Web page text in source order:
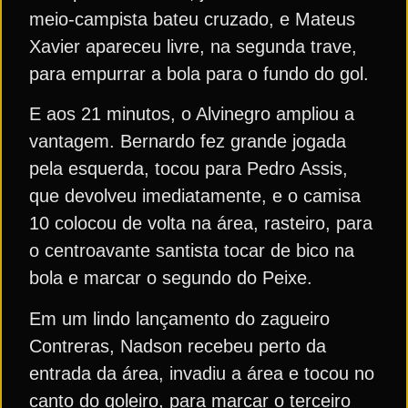
meio-campista bateu cruzado, e Mateus
Xavier apareceu livre, na segunda trave,
para empurrar a bola para o fundo do gol.
E aos 21 minutos, o Alvinegro ampliou a
vantagem. Bernardo fez grande jogada
pela esquerda, tocou para Pedro Assis,
que devolveu imediatamente, e o camisa
10 colocou de volta na área, rasteiro, para
o centroavante santista tocar de bico na
bola e marcar o segundo do Peixe.
Em um lindo lançamento do zagueiro
Contreras, Nadson recebeu perto da
entrada da área, invadiu a área e tocou no
canto do goleiro, para marcar o terceiro